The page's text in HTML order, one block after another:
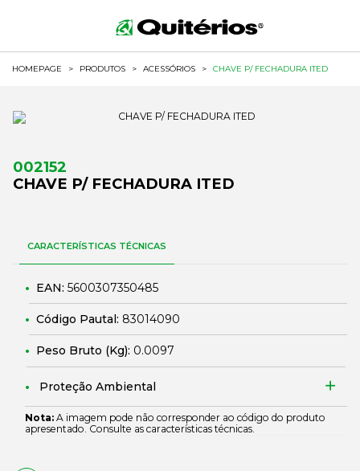
HOMEPAGE > PRODUTOS > ACESSÓRIOS > CHAVE P/ FECHADURA ITED
002152
CHAVE P/ FECHADURA ITED
CARACTERÍSTICAS TÉCNICAS
EAN: 5600307350485
Código Pautal: 83014090
Peso Bruto (Kg): 0.0097
Proteção Ambiental
Nota: A imagem pode não corresponder ao código do produto
apresentado. Consulte as características técnicas.